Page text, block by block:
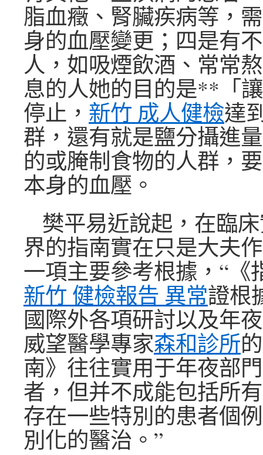
脂血癥、腎臟疾病等，
身的血壓變更；四是有
人，如吸煙飲酒、常常
息的人她的目的是**「
停止， 新竹 成人健檢達
群，還有就是鹽分攝進
的或腌制食物的人群，
本身的血壓。
樊平易近說起，在臨
界的指南實在只是大夫
一項主要參考根據，“《
新竹 健檢報告 異常證根
國際外各項研討以及年
威望醫學專家森和診所
南》往往實用于年夜部
者，但并不成能包括所
存在一些特別的患者個
別化的醫治。”